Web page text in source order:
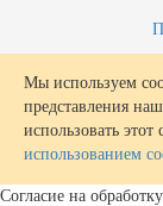
Мы используем
представления
использовать этот
использованием
Согласие на